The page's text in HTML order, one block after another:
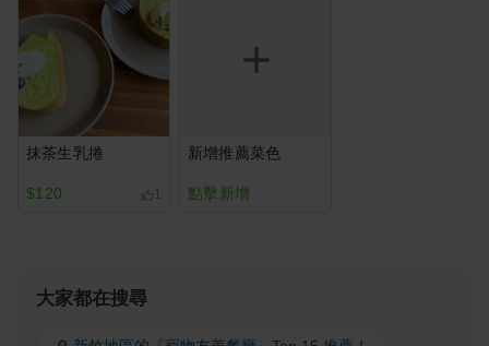
抹茶生乳捲
$120
新增推薦菜色
點擊新增
大家都在搜尋